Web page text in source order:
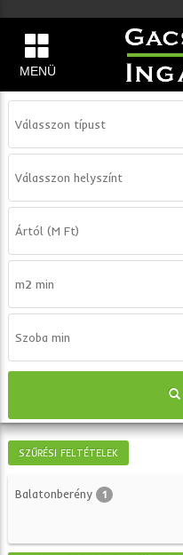
MENÜ
SZŰRÉSI FELTÉTELEK
Balatonberény 1